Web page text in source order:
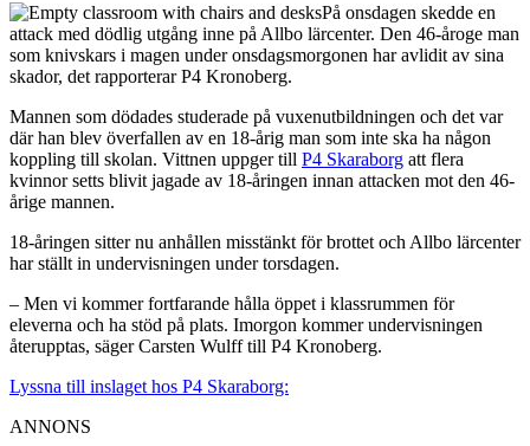
På onsdagen skedde en
attack med dödlig utgång inne på Allbo lärcenter. Den 46-åroge man
som knivskars i magen under onsdagsmorgonen har avlidit av sina
skador, det rapporterar P4 Kronoberg.
Mannen som dödades studerade på vuxenutbildningen och det var
där han blev överfallen av en 18-årig man som inte ska ha någon
koppling till skolan. Vittnen uppger till P4 Skaraborg att flera
kvinnor setts blivit jagade av 18-åringen innan attacken mot den 46-
årige mannen.
18-åringen sitter nu anhållen misstänkt för brottet och Allbo lärcenter
har ställt in undervisningen under torsdagen.
– Men vi kommer fortfarande hålla öppet i klassrummen för
eleverna och ha stöd på plats. Imorgon kommer undervisningen
återupptas, säger Carsten Wulff till P4 Kronoberg.
Lyssna till inslaget hos P4 Skaraborg:
ANNONS